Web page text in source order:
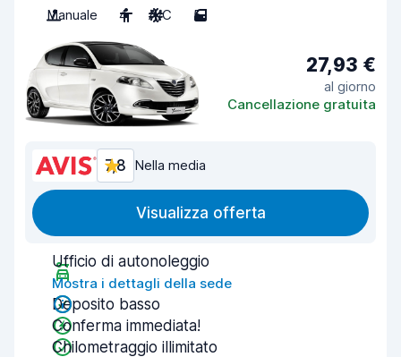
Manuale 4 A/C 5
27,93 €
al giorno
Cancellazione gratuita
7,8 Nella media
Visualizza offerta
Ufficio di autonoleggio
Mostra i dettagli della sede
Deposito basso
Conferma immediata!
Chilometraggio illimitato